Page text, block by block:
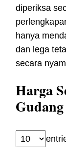
diperiksa
hanya
dan lega
secara
Harga